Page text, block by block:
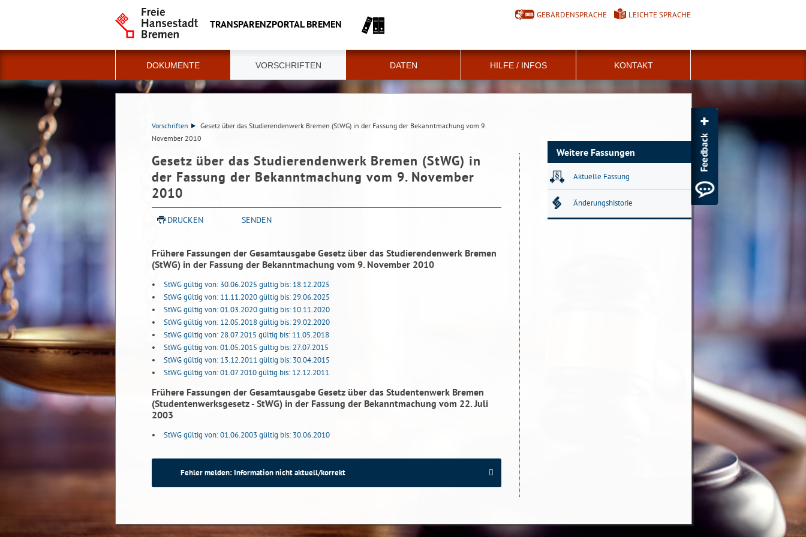
TRANSPARENZPORTAL BREMEN
GEBÄRDENSPRACHE LEICHTE SPRACHE
DOKUMENTE VORSCHRIFTEN DATEN HILFE / INFOS KONTAKT
Vorschriften
Gesetz über das Studierendenwerk Bremen (StWG) in der Fassung der Bekanntmachung vom 9.
November 2010
Gesetz über das Studierendenwerk Bremen (StWG) in
der Fassung der Bekanntmachung vom 9. November
2010
DRUCKEN SENDEN
Frühere Fassungen der Gesamtausgabe Gesetz über das Studierendenwerk Bremen
(StWG) in der Fassung der Bekanntmachung vom 9. November 2010
StWG gültig von: 30.06.2025 gültig bis: 18.12.2025
StWG gültig von: 11.11.2020 gültig bis: 29.06.2025
StWG gültig von: 01.03.2020 gültig bis: 10.11.2020
StWG gültig von: 12.05.2018 gültig bis: 29.02.2020
StWG gültig von: 28.07.2015 gültig bis: 11.05.2018
StWG gültig von: 01.05.2015 gültig bis: 27.07.2015
StWG gültig von: 13.12.2011 gültig bis: 30.04.2015
StWG gültig von: 01.07.2010 gültig bis: 12.12.2011
Frühere Fassungen der Gesamtausgabe Gesetz über das Studentenwerk Bremen
(Studentenwerksgesetz - StWG) in der Fassung der Bekanntmachung vom 22. Juli
2003
StWG gültig von: 01.06.2003 gültig bis: 30.06.2010
Fehler melden: Information nicht aktuell/korrekt
Weitere Fassungen
Aktuelle Fassung
Änderungshistorie